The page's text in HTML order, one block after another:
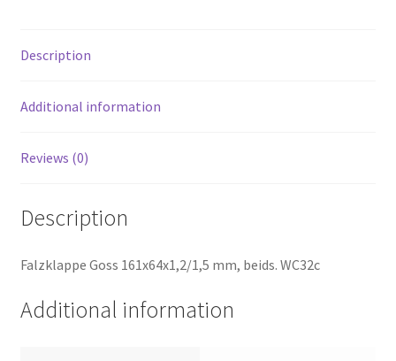
Description
Additional information
Reviews (0)
Description
Falzklappe Goss 161x64x1,2/1,5 mm, beids. WC32c
Additional information